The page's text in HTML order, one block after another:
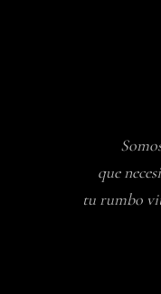
que
tu rumbo